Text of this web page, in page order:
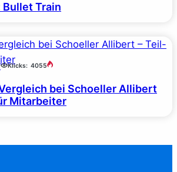
Train
Klicks: 4055
bei Schoeller Allibert
Mitarbeiter